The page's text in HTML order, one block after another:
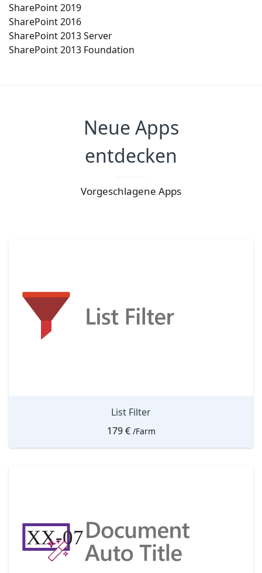
SharePoint 2019
SharePoint 2016
SharePoint 2013 Server
SharePoint 2013 Foundation
Neue Apps
entdecken
Vorgeschlagene Apps
List Filter
179€ /Farm